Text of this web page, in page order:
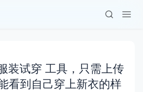
装试穿 工具，只需上传
看到自己穿上新衣的样